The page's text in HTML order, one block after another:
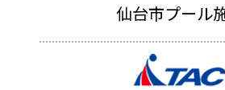
仙台市プール